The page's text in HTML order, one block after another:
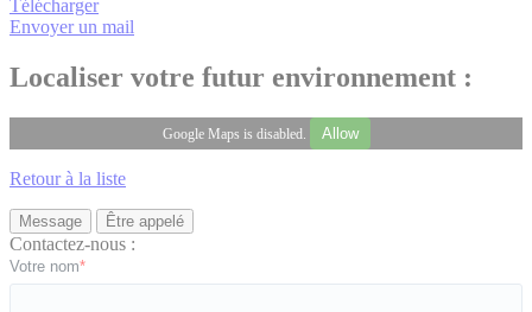
Télécharger
Envoyer un mail
Localiser votre futur environnement :
Google Maps is disabled. Allow
Retour à la liste
Message Être appelé
Contactez-nous :